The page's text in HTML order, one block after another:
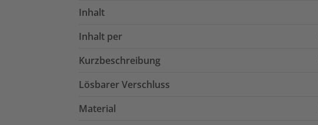
Inhalt
Inhalt per
Kurzbeschreibung
Lösbarer Verschluss
Material